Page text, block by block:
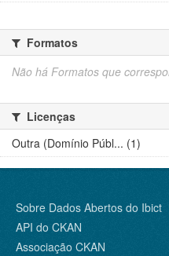
Formatos
Não há Formatos que
Licenças
Outra (Domínio Públ... (1)
Sobre Dados Abertos do Ibict
API do CKAN
Associação CKAN